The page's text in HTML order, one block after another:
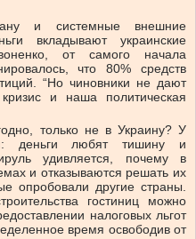
и системные внешние
вкладывают украинские
от самого начала
что 80% средств
“Но чиновники не дают
и наша политическая
только не в Украину? У
деньги любят тишину и
удивляется, почему в
и отказываются решать их
опробовали другие страны.
гостиниц можно
налоговых льгот
время освободив от